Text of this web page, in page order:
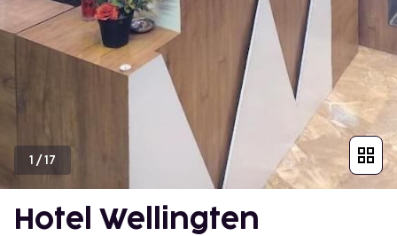
1 /17
Hotel Wellingten